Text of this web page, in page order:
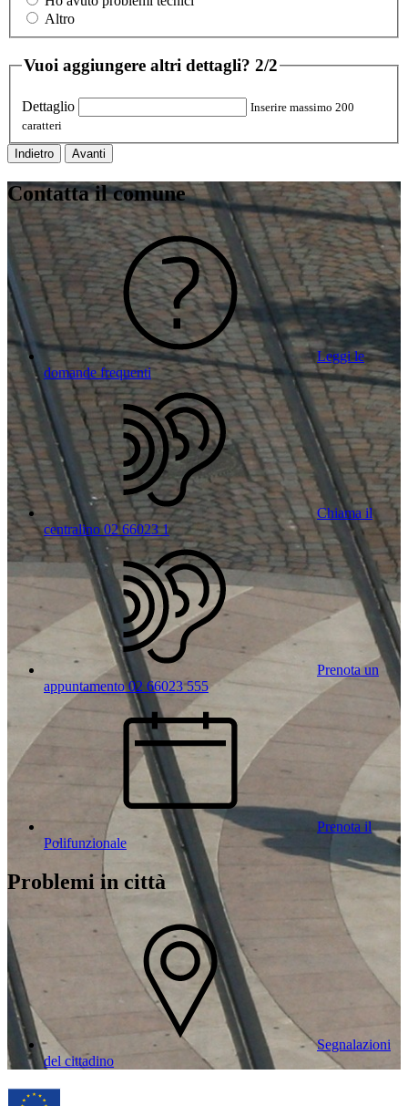
Altro
Vuoi aggiungere altri dettagli? 2/2
Dettaglio
Inserire massimo 200
caratteri
Indietro Avanti
Contatta il comune
Leggi le
domande frequenti
Chiama il
centralino 02 66023 1
Prenota un
appuntamento 02 66023 555
Prenota il
Polifunzionale
Problemi in città
Segnalazioni
del cittadino